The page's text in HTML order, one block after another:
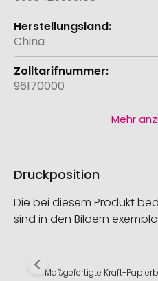
China
96170000
Mehr
Druckposition
Die bei diesem Produkt
sind in den Bildern
Maßgefertigte Kraft-